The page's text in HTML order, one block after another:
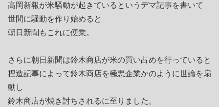
高岡新報が米騒動が起きているというデマ記事を書いて
世間に騒動を作り始めると
朝日新聞もこれに便乗。
さらに朝日新聞は鈴木商店が米の買い占めを行っていると
捏造記事によって鈴木商店を極悪企業かのように世論を扇
動し
鈴木商店が焼き討ちされるに至りました。